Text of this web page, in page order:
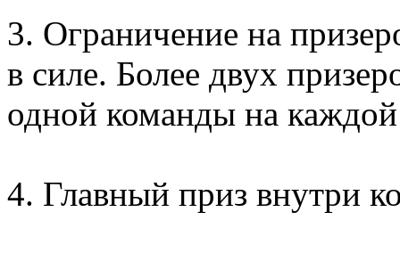
3. Ограничение на
в силе. Более двух
одной команды на каждой
4. Главный приз внутри